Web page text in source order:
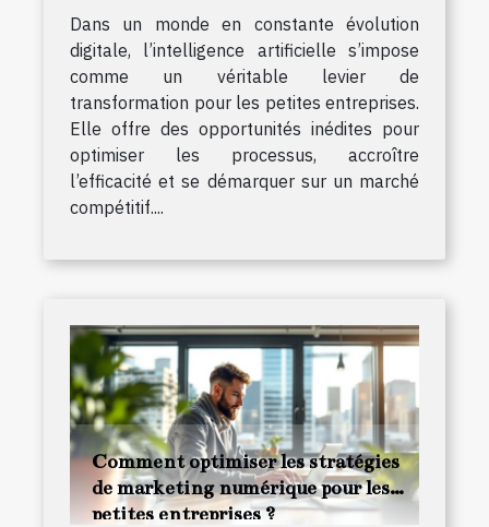
Dans un monde en constante évolution
digitale, l’intelligence artificielle s’impose
comme un véritable levier de
transformation pour les petites entreprises.
Elle offre des opportunités inédites pour
optimiser les processus, accroître
l’efficacité et se démarquer sur un marché
compétitif....
Comment optimiser les stratégies
de marketing numérique pour les
petites entreprises ?